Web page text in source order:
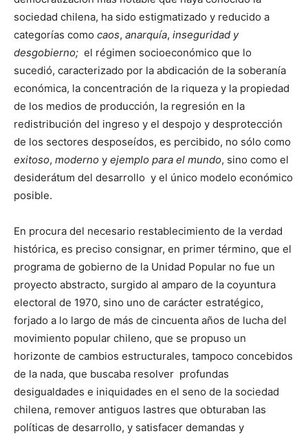
sociedad chilena, ha sido estigmatizado y reducido a
categorías como caos, anarquía, inseguridad y
desgobierno; el régimen socioeconómico que lo
sucedió, caracterizado por la abdicación de la soberanía
económica, la concentración de la riqueza y la propiedad
de los medios de producción, la regresión en la
redistribución del ingreso y el despojo y desprotección
de los sectores desposeídos, es percibido, no sólo como
exitoso, moderno y ejemplo para el mundo, sino como el
desiderátum del desarrollo y el único modelo económico
posible.
En procura del necesario restablecimiento de la verdad
histórica, es preciso consignar, en primer término, que el
programa de gobierno de la Unidad Popular no fue un
proyecto abstracto, surgido al amparo de la coyuntura
electoral de 1970, sino uno de carácter estratégico,
forjado a lo largo de más de cincuenta años de lucha del
movimiento popular chileno, que se propuso un
horizonte de cambios estructurales, tampoco concebidos
de la nada, que buscaba resolver profundas
desigualdades e iniquidades en el seno de la sociedad
chilena, remover antiguos lastres que obturaban las
políticas de desarrollo, y satisfacer demandas y